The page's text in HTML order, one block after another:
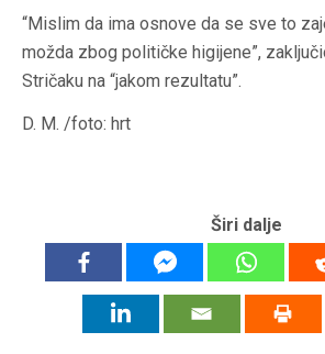
“Mislim da ima osnove da se sve to
možda zbog političke higijene”,
Stričaku na “jakom rezultatu”.
D. M. /foto: hrt
Širi dalje